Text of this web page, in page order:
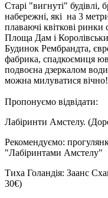
Cтарі "вигнуті" будівлі,
набережні, які на 3
плаваючі квіткові
Площа Дам і
Будинок Рембрандта,
фабрика, спадкоємиця
подвоєна дзеркалом
можна милуватися вічно!
Пропонуємо відвідати:
Лабіринти Амстелу.
Рекомендуємо:
"Лабіринтами Амстелу"
Тиха Голандія: Заанс
30€)